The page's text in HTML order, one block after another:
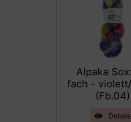
Alpaka
fach -
(Fb.04)
Details